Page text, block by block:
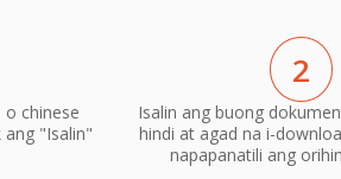
chinese
"Isalin"
2
Isalin ang buong
hindi at agad na i-
napapanatili ang